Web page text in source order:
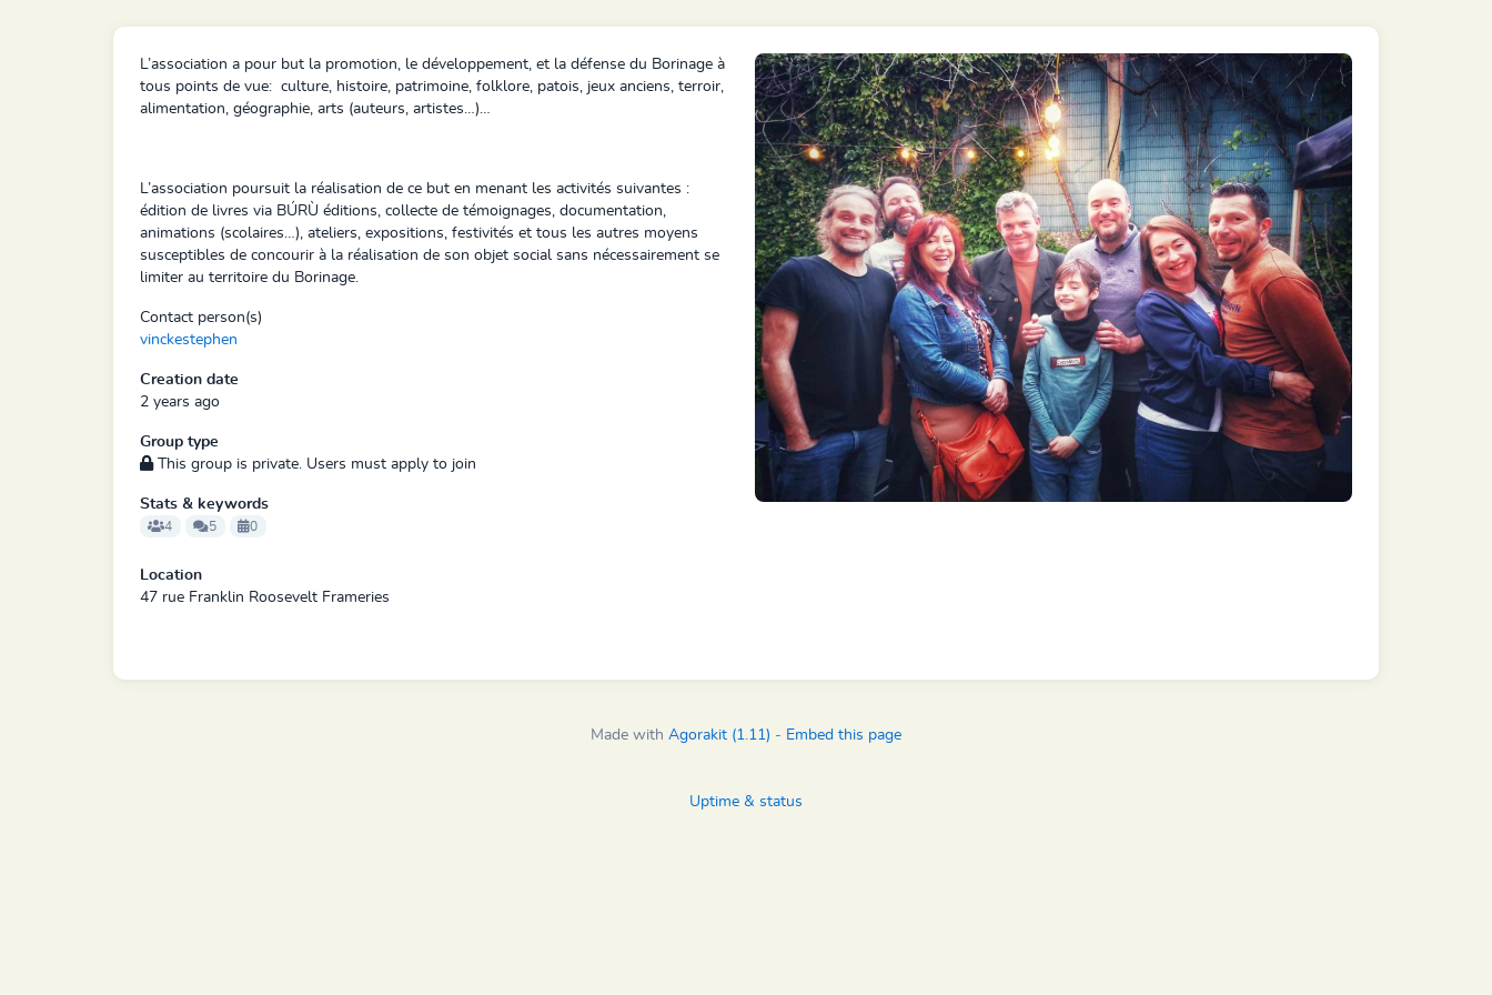
L’association a pour but la promotion, le développement, et la défense du Borinage à
tous points de vue: culture, histoire, patrimoine, folklore, patois, jeux anciens, terroir,
alimentation, géographie, arts (auteurs, artistes…)…
L’association poursuit la réalisation de ce but en menant les activités suivantes :
édition de livres via BÚRÙ éditions, collecte de témoignages, documentation,
animations (scolaires…), ateliers, expositions, festivités et tous les autres moyens
susceptibles de concourir à la réalisation de son objet social sans nécessairement se
limiter au territoire du Borinage.
Contact person(s)
vinckestephen
Creation date
2 years ago
Group type
This group is private. Users must apply to join
Stats & keywords
4 5 0
Location
47 rue Franklin Roosevelt Frameries
Made with Agorakit (1.11) - Embed this page
Uptime & status